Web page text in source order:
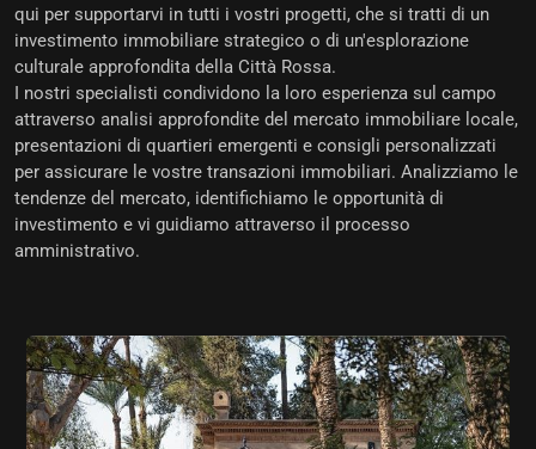
qui per supportarvi in tutti i vostri progetti, che si tratti di un
investimento immobiliare strategico o di un'esplorazione
culturale approfondita della Città Rossa.
I nostri specialisti condividono la loro esperienza sul campo
attraverso analisi approfondite del mercato immobiliare locale,
presentazioni di quartieri emergenti e consigli personalizzati
per assicurare le vostre transazioni immobiliari. Analizziamo le
tendenze del mercato, identifichiamo le opportunità di
investimento e vi guidiamo attraverso il processo
amministrativo.